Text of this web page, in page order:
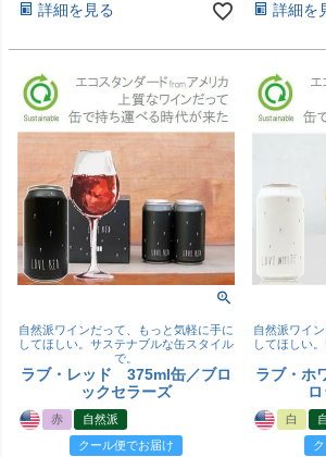
詳細を見る 詳細を
自然派ワインだって、もっと気軽に手に
してほしい。サステナブルな缶スタイル
で。
ラブ・レッド 375ml缶／ブロ
ックセラーズ
赤
自然派
クール便でお届け
自然派ワイ
してほしい
ラブ・ホ
白